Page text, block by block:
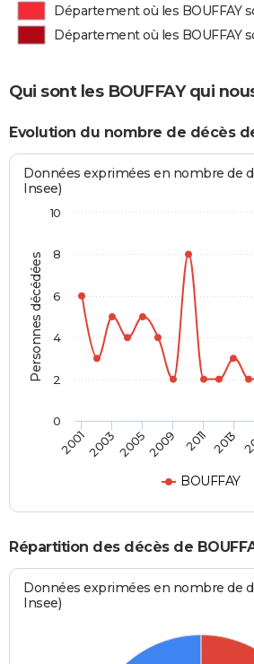
Département où les BOUFFAY
Département où les BOUFFAY
Qui sont les BOUFFAY qui
Evolution du nombre de décès
Personnes décédées
Données exprimées en nombre de
Insee)
BOUFFAY
2001200320052009 2011 2013
0
2
4
6
8
10
Répartition des décès de
Données exprimées en nombre de
Insee)